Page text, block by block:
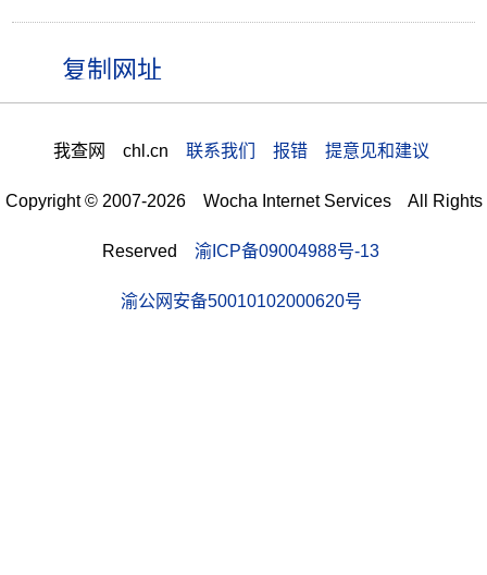
我查网 chl.cn 联系我们 报错 提意见和建议
Copyright © 2007-2026 Wocha Internet Services All Rights
Reserved 渝ICP备09004988号-13
渝公网安备50010102000620号